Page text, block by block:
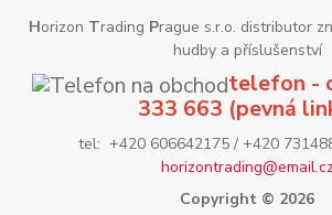
Horizon Trading Prague s.r.o. distributor
hudby a příslušenství
telefon -
333 663 (pevná
tel: +420 606642175 / +420
Copyright © 2026